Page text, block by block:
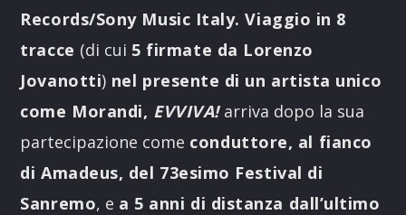
Records/Sony Music Italy. Viaggio in 8
tracce (di cui 5 firmate da Lorenzo
Jovanotti) nel presente di un artista unico
come Morandi, EVVIVA!arriva dopo la sua
partecipazione come conduttore, al fianco
di Amadeus, del 73esimo Festival di
Sanremo, e a 5 anni di distanza dall’ultimo